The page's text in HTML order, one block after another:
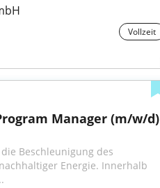
Vollzeit
Manager (m/w/d)
Beschleunigung des
Energie. Innerhalb